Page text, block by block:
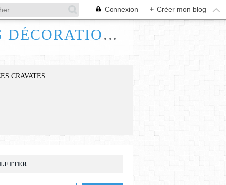
Connexion + Créer mon blog
FRANCE HANDI ART, BIJOUX ACCESSOIRES DÉCORATIONS
CRAVATES